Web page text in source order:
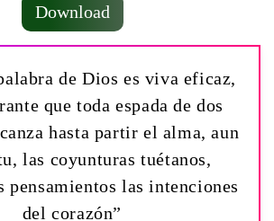
Download
de Dios es viva eficaz,
que toda espada de dos
hasta partir el alma, aun
las coyunturas tuétanos,
pensamientos las intenciones
del corazón”